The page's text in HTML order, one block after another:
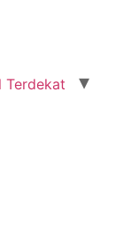
Terdekat